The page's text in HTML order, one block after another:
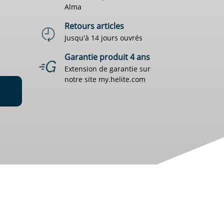
Alma
Retours articles
Jusqu'à 14 jours ouvrés
Garantie produit 4 ans
Extension de garantie sur
notre site my.helite.com